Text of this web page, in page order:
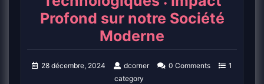
Profond sur notre Société
Moderne
28 décembre, 2024 dcorner 0 Comments
1
category